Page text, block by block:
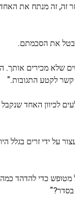
זה, זה מנתח את
את הסכמתם.
שלא מכירים
לקטע התגובות."
לכיוון האחד
על ידי זרים בגלל
מטופש כדי להדהד
בסדר?"